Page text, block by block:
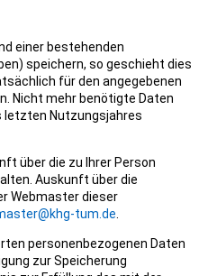
einer bestehenden
speichern, so geschieht dies
für den angegebenen
Nicht mehr benötigte Daten
letzten Nutzungsjahres
über die zu Ihrer Person
Auskunft über die
Webmaster dieser
tum.de
personenbezogenen Daten
zur Speicherung